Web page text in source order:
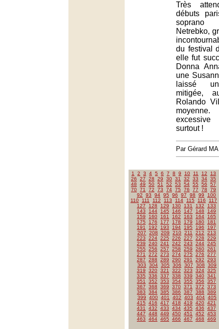
Très
débuts
soprano
Netrebko,
du festival
elle fut
Donna
une
laissé
mitigée,
Rolando
surtout !
Par Gérard
1 2 3 4 5 6 7 8 9 10 11 12
13
26
27 28 29 30 31 32 33 34 35
48
49 50 51 52 53 54 55 56
57
70 71 72 73 74 75 76 77 78
79
92
93 94 95 96 97 98 99
100
110
111 112 113 114 115 116
117
127
128 129 130 131 132
133
143
144 145 146 147 148
149
159
160 161 162 163 164
165
175
176 177 178 179 180
181
191
192 193 194 195 196
197
207
208 209 210 211 212
213
223
224 225 226 227 228
229
239
240 241 242 243 244 245
255
256 257 258 259 260 261
271
272 273 274 275 276
277
287
288 289 290 291 292
293
303
304 305 306 307 308
309
319
320 321 322 323 324 325
335
336 337 338 339 340 341
351
352 353 354 355 356
357
367
368 369 370 371 372
373
383
384 385 386 387 388
389
399
400 401 402 403 404 405
415
416 417 418 419 420 421
431
432 433 434 435 436
437
447
448 449 450 451 452
453
463
464 465 466 467 468 469